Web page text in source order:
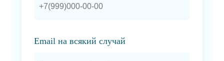
Email на всякий случай